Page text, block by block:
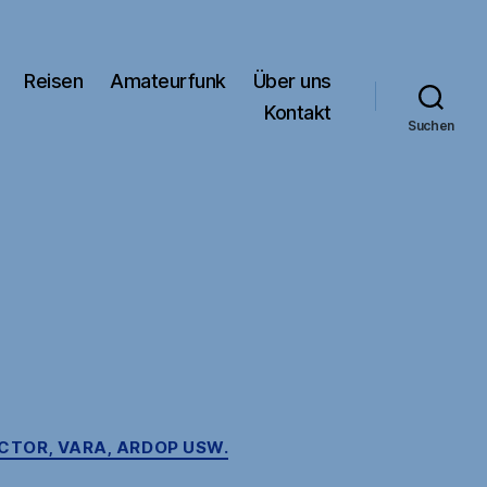
Reisen Amateurfunk
Über uns
Kontakt
Suchen
VARA, ARDOP USW.